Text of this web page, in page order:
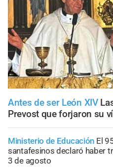
Antes de ser León XIV
Prevost que forjaron su
Ministerio de Educación El
santafesinos declaró haber
3 de agosto